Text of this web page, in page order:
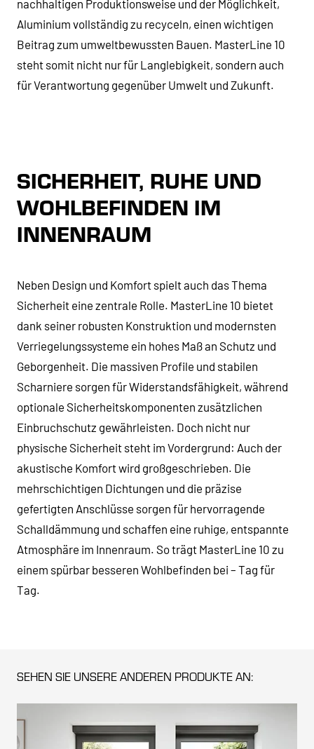
nachhaltigen Produktionsweise und der Möglichkeit,
Aluminium vollständig zu recyceln, einen wichtigen
Beitrag zum umweltbewussten Bauen. MasterLine 10
steht somit nicht nur für Langlebigkeit, sondern auch
für Verantwortung gegenüber Umwelt und Zukunft.
SICHERHEIT, RUHE UND
WOHLBEFINDEN IM
INNENRAUM
Neben Design und Komfort spielt auch das Thema
Sicherheit eine zentrale Rolle. MasterLine 10 bietet
dank seiner robusten Konstruktion und modernsten
Verriegelungssysteme ein hohes Maß an Schutz und
Geborgenheit. Die massiven Profile und stabilen
Scharniere sorgen für Widerstandsfähigkeit, während
optionale Sicherheitskomponenten zusätzlichen
Einbruchschutz gewährleisten. Doch nicht nur
physische Sicherheit steht im Vordergrund: Auch der
akustische Komfort wird großgeschrieben. Die
mehrschichtigen Dichtungen und die präzise
gefertigten Anschlüsse sorgen für hervorragende
Schalldämmung und schaffen eine ruhige, entspannte
Atmosphäre im Innenraum. So trägt MasterLine 10 zu
einem spürbar besseren Wohlbefinden bei – Tag für
Tag.
SEHEN SIE UNSERE ANDEREN PRODUKTE AN: